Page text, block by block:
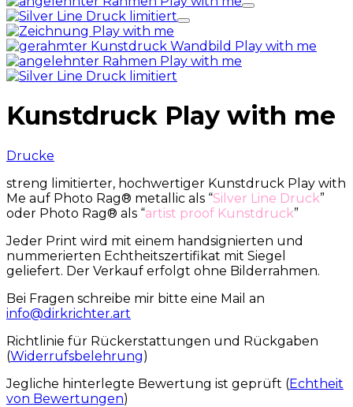
Kunstdruck Play with me
Drucke
streng limitierter, hochwertiger Kunstdruck Play with
Me auf Photo Rag® metallic als “Silver Line Druck”
oder Photo Rag® als “artist proof Kunstdruck”
Jeder Print wird mit einem handsignierten und
nummerierten Echtheitszertifikat mit Siegel
geliefert. Der Verkauf erfolgt ohne Bilderrahmen.
Bei Fragen schreibe mir bitte eine Mail an
info@dirkrichter.art
Richtlinie für Rückerstattungen und Rückgaben
(Widerrufsbelehrung)
Jegliche hinterlegte Bewertung ist geprüft (Echtheit
von Bewertungen)